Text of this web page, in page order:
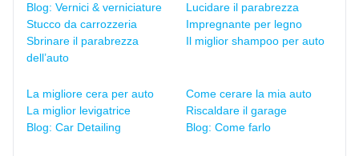
Blog: Vernici & verniciature
Stucco da carrozzeria
Sbrinare il parabrezza
dell’auto
Lucidare il parabrezza
Impregnante per legno
Il miglior shampoo per auto
La migliore cera per auto
La miglior levigatrice
Blog: Car Detailing
Come cerare la mia auto
Riscaldare il garage
Blog: Come farlo